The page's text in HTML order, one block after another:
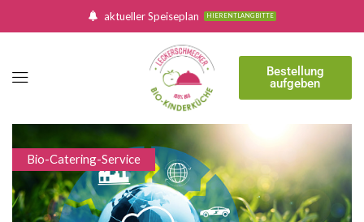
aktueller Speiseplan HIER ENTLANG BITTE
Bestellung
aufgeben
Bio-Catering-Service